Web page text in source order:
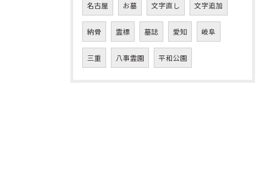
名古屋 お墓 文字直し 文字追加
納骨 霊標 墓誌 愛知 岐阜
三重 八事霊園 平和公園